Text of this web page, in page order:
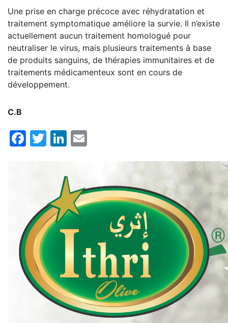
Une prise en charge précoce avec réhydratation et
traitement symptomatique améliore la survie. Il n’existe
actuellement aucun traitement homologué pour
neutraliser le virus, mais plusieurs traitements à base
de produits sanguins, de thérapies immunitaires et de
traitements médicamenteux sont en cours de
développement.
C.B
Facebook
TwitterLinkedIn